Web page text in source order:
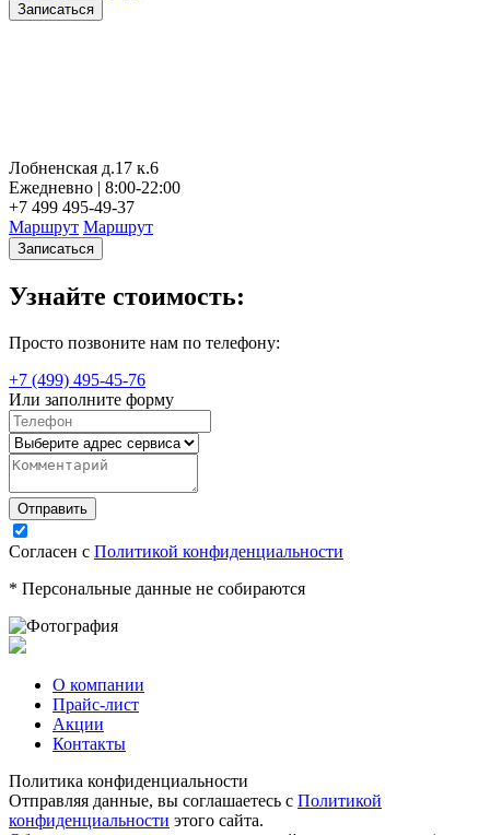
Записаться
Лобненская д.17 к.6
Ежедневно | 8:00-22:00
+7 499 495-49-37
Маршрут Маршрут
Записаться
Узнайте стоимость:
Просто позвоните нам по телефону:
+7 (499) 495-45-76
Или заполните форму
Согласен с Политикой конфиденциальности
* Персональные данные не собираются
О компании
Прайс-лист
Акции
Контакты
Политика конфиденциальности
Отправляя данные, вы соглашаетесь с Политикой
конфиденциальности этого сайта.